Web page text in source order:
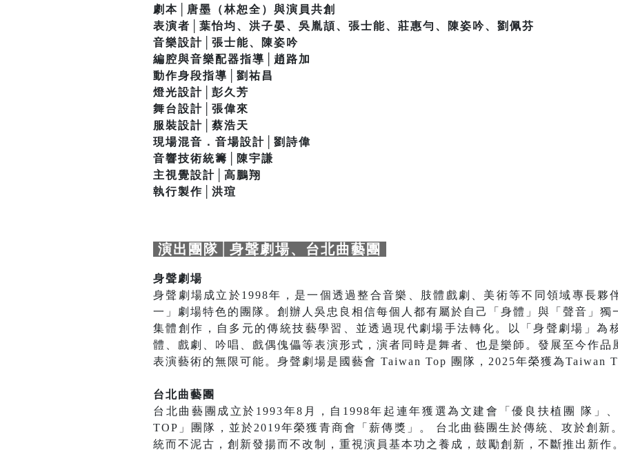
劇本│唐墨（林恕全）與演員共創
表演者│葉怡均、洪子晏、吳胤頡、張士能、莊惠勻、陳姿吟、劉佩芬
音樂設計│張士能、陳姿吟
編腔與音樂配器指導│趙路加
動作身段指導│劉祐昌
燈光設計│彭久芳
舞台設計│張偉來
服裝設計│蔡浩天
現場混音．音場設計│劉詩偉
音響技術統籌│陳宇謙
主視覺設計│高鵬翔
執行製作│洪瑄
演出團隊│身聲劇場、台北曲藝團
身聲劇場
身聲劇場成立於1998年，是一個透過整合音樂、肢體戲劇、美術等不同領域專長夥
一」劇場特色的團隊。創辦人吳忠良相信每個人都有屬於自己「身體」與「聲音」獨
集體創作，自多元的傳統技藝學習、並透過現代劇場手法轉化。以「身聲劇場」為
體、戲劇、吟唱、戲偶傀儡等表演形式，演者同時是舞者、也是樂師。發展至今作品
表演藝術的無限可能。身聲劇場是國藝會 Taiwan Top 團隊，2025年榮獲為Taiwan
台北曲藝團
台北曲藝團成立於1993年8月，自1998年起連年獲選為文建會「優良扶植團 隊」
TOP」團隊，並於2019年榮獲青商會「薪傳獎」。 台北曲藝團生於傳統、攻於創新
統而不泥古，創新發揚而不改制，重視演員基本功之養成，鼓勵創新，不斷推出新作